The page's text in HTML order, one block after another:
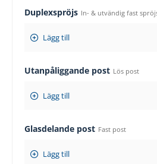
Duplexspröjs In- & utvändig fast
Lägg till
Utanpåliggande post Lös post
Lägg till
Glasdelande post Fast post
Lägg till